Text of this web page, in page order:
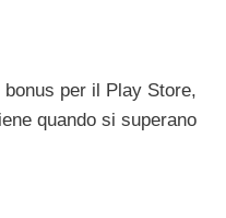
per il Play Store,
quando si superano